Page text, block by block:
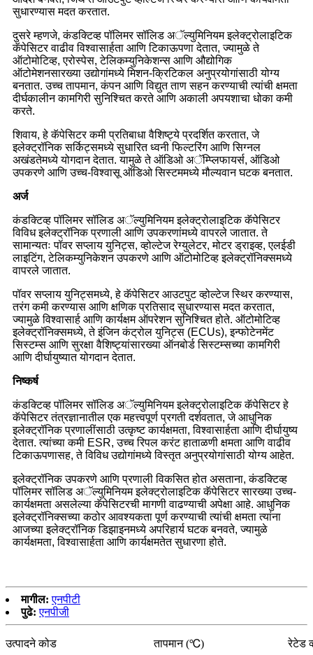
सुधारण्यास मदत करतात.
दुसरे म्हणजे, कंडक्टिव्ह पॉलिमर सॉलिड अॅल्युमिनियम इलेक्ट्रोलाइटिक
कॅपेसिटर वाढीव विश्वासार्हता आणि टिकाऊपणा देतात, ज्यामुळे ते
ऑटोमोटिव्ह, एरोस्पेस, टेलिकम्युनिकेशन्स आणि औद्योगिक
ऑटोमेशनसारख्या उद्योगांमध्ये मिशन-क्रिटिकल अनुप्रयोगांसाठी योग्य
बनतात. उच्च तापमान, कंपन आणि विद्युत ताण सहन करण्याची त्यांची क्षमता
दीर्घकालीन कामगिरी सुनिश्चित करते आणि अकाली अपयशाचा धोका कमी
करते.
शिवाय, हे कॅपेसिटर कमी प्रतिबाधा वैशिष्ट्ये प्रदर्शित करतात, जे
इलेक्ट्रॉनिक सर्किट्समध्ये सुधारित ध्वनी फिल्टरिंग आणि सिग्नल
अखंडतेमध्ये योगदान देतात. यामुळे ते ऑडिओ अॅम्प्लिफायर्स, ऑडिओ
उपकरणे आणि उच्च-विश्वासू ऑडिओ सिस्टममध्ये मौल्यवान घटक बनतात.
अर्ज
कंडक्टिव्ह पॉलिमर सॉलिड अॅल्युमिनियम इलेक्ट्रोलाइटिक कॅपेसिटर
विविध इलेक्ट्रॉनिक प्रणाली आणि उपकरणांमध्ये वापरले जातात. ते
सामान्यतः पॉवर सप्लाय युनिट्स, व्होल्टेज रेग्युलेटर, मोटर ड्राइव्ह, एलईडी
लाइटिंग, टेलिकम्युनिकेशन उपकरणे आणि ऑटोमोटिव्ह इलेक्ट्रॉनिक्समध्ये
वापरले जातात.
पॉवर सप्लाय युनिट्समध्ये, हे कॅपेसिटर आउटपुट व्होल्टेज स्थिर करण्यास,
तरंग कमी करण्यास आणि क्षणिक प्रतिसाद सुधारण्यास मदत करतात,
ज्यामुळे विश्वासार्ह आणि कार्यक्षम ऑपरेशन सुनिश्चित होते. ऑटोमोटिव्ह
इलेक्ट्रॉनिक्समध्ये, ते इंजिन कंट्रोल युनिट्स (ECUs), इन्फोटेनमेंट
सिस्टम्स आणि सुरक्षा वैशिष्ट्यांसारख्या ऑनबोर्ड सिस्टम्सच्या कामगिरी
आणि दीर्घायुष्यात योगदान देतात.
निष्कर्ष
कंडक्टिव्ह पॉलिमर सॉलिड अॅल्युमिनियम इलेक्ट्रोलाइटिक कॅपेसिटर हे
कॅपेसिटर तंत्रज्ञानातील एक महत्त्वपूर्ण प्रगती दर्शवतात, जे आधुनिक
इलेक्ट्रॉनिक प्रणालींसाठी उत्कृष्ट कार्यक्षमता, विश्वासार्हता आणि दीर्घायुष्य
देतात. त्यांच्या कमी ESR, उच्च रिपल करंट हाताळणी क्षमता आणि वाढीव
टिकाऊपणासह, ते विविध उद्योगांमध्ये विस्तृत अनुप्रयोगांसाठी योग्य आहेत.
इलेक्ट्रॉनिक उपकरणे आणि प्रणाली विकसित होत असताना, कंडक्टिव्ह
पॉलिमर सॉलिड अॅल्युमिनियम इलेक्ट्रोलाइटिक कॅपेसिटर सारख्या उच्च-
कार्यक्षमता असलेल्या कॅपेसिटरची मागणी वाढण्याची अपेक्षा आहे. आधुनिक
इलेक्ट्रॉनिक्सच्या कठोर आवश्यकता पूर्ण करण्याची त्यांची क्षमता त्यांना
आजच्या इलेक्ट्रॉनिक डिझाइनमध्ये अपरिहार्य घटक बनवते, ज्यामुळे
कार्यक्षमता, विश्वासार्हता आणि कार्यक्षमतेत सुधारणा होते.
मागील: एनपीटी
पुढे: एनपीजी
उत्पादने कोड तापमान (℃)
रेटेड